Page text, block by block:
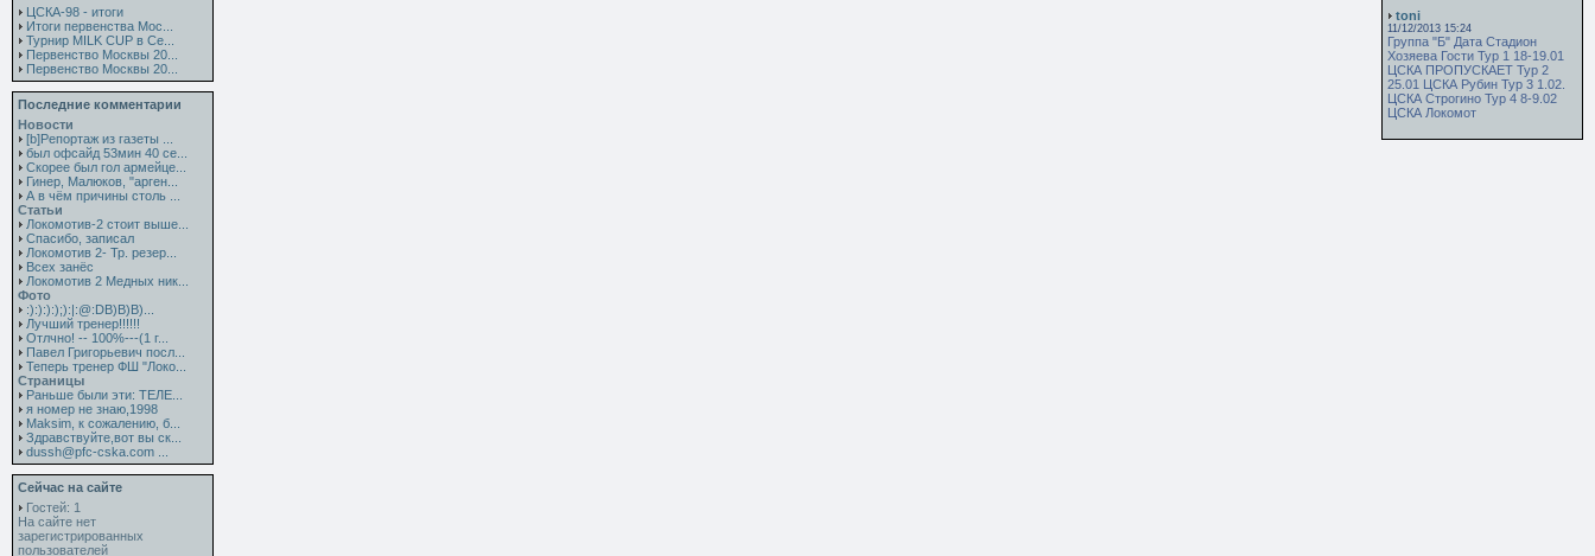
ЦСКА-98 - итоги
Итоги первенства Мос...
Турнир MILK CUP в Се...
Первенство Москвы 20...
Первенство Москвы 20...
Последние комментарии
Новости
[b]Репортаж из газеты ...
был офсайд 53мин 40 се...
Скорее был гол армейце...
Гинер, Малюков, "арген...
А в чём причины столь ...
Статьи
Локомотив-2 стоит выше...
Спасибо, записал
Локомотив 2- Тр. резер...
Всех занёс
Локомотив 2 Медных ник...
Фото
:):):):);):|:@:DB)B)B)...
Лучший тренер!!!!!!
Отлчно! -- 100%---(1 г...
Павел Григорьевич посл...
Теперь тренер ФШ "Локо...
Страницы
Раньше были эти: ТЕЛЕ...
я номер не знаю,1998
Maksim, к сожалению, б...
Здравствуйте,вот вы ск...
dussh@pfc-cska.com ...
Сейчас на сайте
Гостей: 1
На сайте нет
зарегистрированных
пользователей
toni
11/12/2013 15:24
Группа "Б" Дата Стадион
Хозяева Гости Тур 1 18-19.01
ЦСКА ПРОПУСКАЕТ Тур 2
25.01 ЦСКА Рубин Тур 3 1.02.
ЦСКА Строгино Тур 4 8-9.02
ЦСКА Локомот